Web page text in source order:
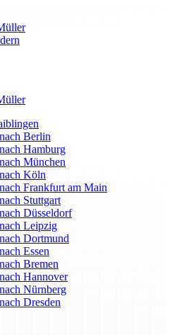
Berlin
Hamburg
München
Köln
Frankfurt am Main
Stuttgart
Düsseldorf
Leipzig
Dortmund
Essen
Bremen
Hannover
Nürnberg
Dresden